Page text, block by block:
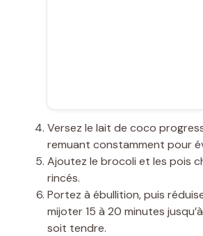
Versez le lait de coco
remuant constamment pour
Ajoutez le brocoli et les pois
rincés.
Portez à ébullition, puis
mijoter 15 à 20 minutes
soit tendre.